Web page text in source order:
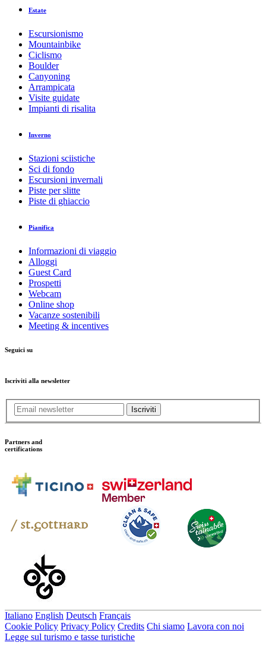
Estate
Escursionismo
Mountainbike
Ciclismo
Boulder
Canyoning
Arrampicata
Visite guidate
Impianti di risalita
Inverno
Stazioni sciistiche
Sci di fondo
Escursioni invernali
Piste per slitte
Piste di ghiaccio
Pianifica
Informazioni di viaggio
Alloggi
Guest Card
Prospetti
Webcam
Online shop
Vacanze sostenibili
Meeting & incentives
Seguici su
Iscriviti alla newsletter
Iscriviti
Partners and
certifications
Italiano English Deutsch Français
Cookie Policy Privacy Policy Credits Chi siamo Lavora con noi
Legge sul turismo e tasse turistiche